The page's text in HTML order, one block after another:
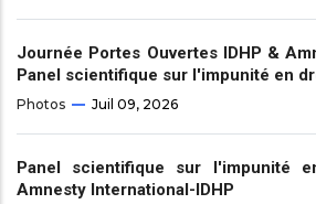
Journée Portes Ouvertes IDHP &
Panel scientifique sur l'impunité en
Photos Juil 09, 2026
Panel scientifique sur l'impunité
Amnesty International-IDHP